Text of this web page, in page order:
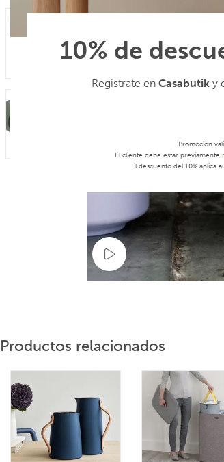
10% de
Registrate en Casabutik y
Promoción
El cliente debe estar previamente
El descuento del 10% aplica
Ver video
Productos relacionados